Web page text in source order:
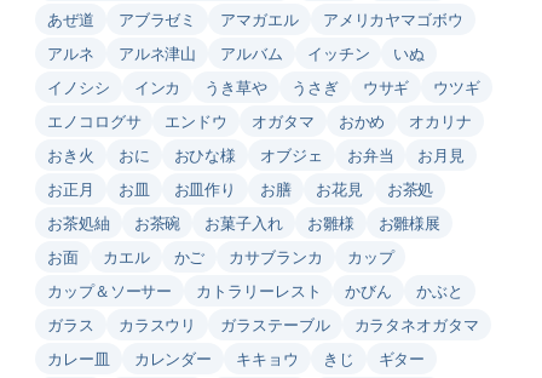
あぜ道
アブラゼミ アマガエル
アメリカヤマゴボウ
アルネ
アルネ津山 アルバム イッチン
いぬ
イノシシ
インカ うき草や うさぎ ウサギ
ウツギ
エノコログサ
エンドウ オガタマ おかめ
オカリナ
おき火
おに おひな様 オブジェ お弁当
お月見
お正月
お皿 お皿作り お膳 お花見
お茶処
お茶処紬
お茶碗 お菓子入れ お雛様
お雛様展
お面
カエル かご カサブランカ
カップ
カップ＆ソーサー
カトラリーレスト かびん
かぶと
ガラス
カラスウリ ガラステーブル
カラタネオガタマ
カレー皿
カレンダー キキョウ きじ
ギター